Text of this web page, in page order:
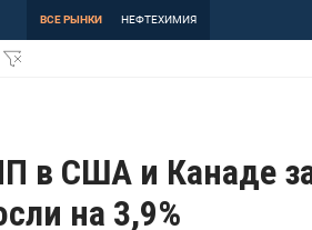
ВСЕ РЫНКИ НЕФТЕХИМИЯ
в США и Канаде
на 3,9%